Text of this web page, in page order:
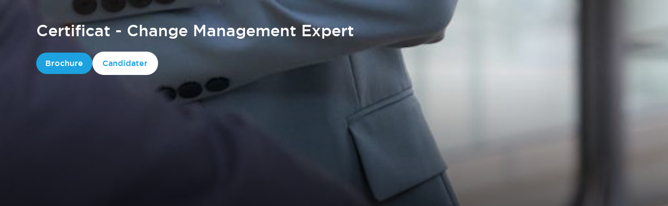
Certificat - Change Management Expert
Brochure Candidater